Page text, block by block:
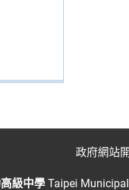
政府網站
級中學Taipei